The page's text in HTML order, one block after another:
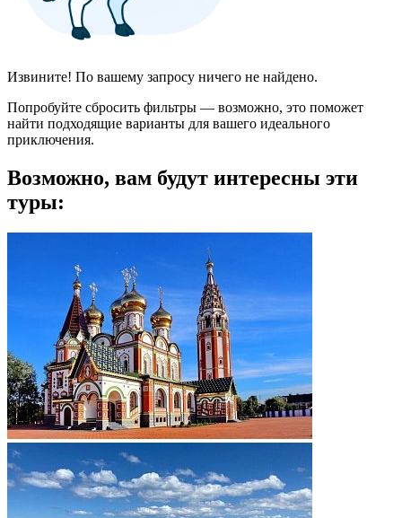
Извините! По вашему запросу ничего не найдено.
Попробуйте сбросить фильтры — возможно, это поможет
найти подходящие варианты для вашего идеального
приключения.
Возможно, вам будут интересны эти
туры: